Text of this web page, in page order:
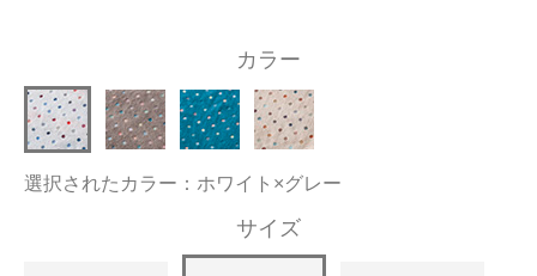
大量購入・法人向けの購入の方は
お問い合わせ
カラー
選択されたカラー：ホワイト×グレー
サイズ